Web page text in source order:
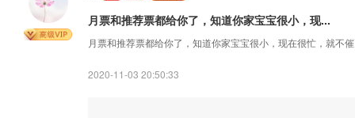
月票和推荐票都给你了，知道你家宝宝很小，现...
月票和推荐票都给你了，知道你家宝宝很小，现在很忙，就不
2020-11-03 20:50:33